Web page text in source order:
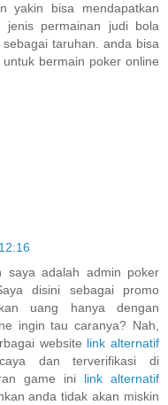
yakin bisa mendapatkan
jenis permainan judi bola
taruhan. anda bisa
bermain poker online
saya adalah admin poker
disini sebagai promo
uang hanya dengan
ingin tau caranya? Nah,
website link alternatif
dan terverifikasi di
game ini link alternatif
anda tidak akan miskin